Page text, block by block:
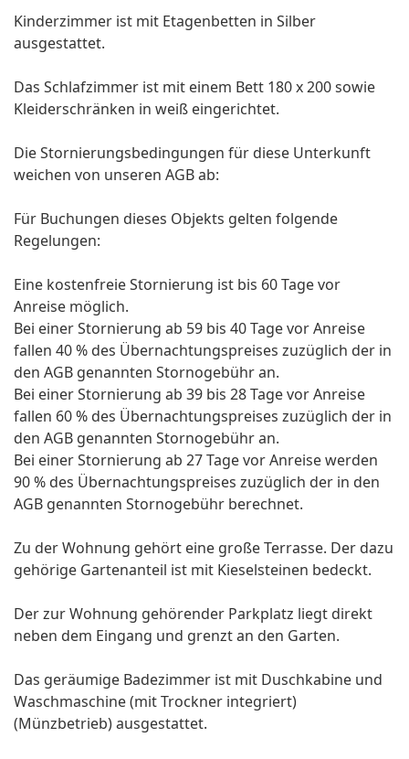
Kinderzimmer ist mit Etagenbetten in Silber
ausgestattet.
Das Schlafzimmer ist mit einem Bett 180 x 200 sowie
Kleiderschränken in weiß eingerichtet.
Die Stornierungsbedingungen für diese Unterkunft
weichen von unseren AGB ab:
Für Buchungen dieses Objekts gelten folgende
Regelungen:
Eine kostenfreie Stornierung ist bis 60 Tage vor
Anreise möglich.
Bei einer Stornierung ab 59 bis 40 Tage vor Anreise
fallen 40 % des Übernachtungspreises zuzüglich der in
den AGB genannten Stornogebühr an.
Bei einer Stornierung ab 39 bis 28 Tage vor Anreise
fallen 60 % des Übernachtungspreises zuzüglich der in
den AGB genannten Stornogebühr an.
Bei einer Stornierung ab 27 Tage vor Anreise werden
90 % des Übernachtungspreises zuzüglich der in den
AGB genannten Stornogebühr berechnet.
Zu der Wohnung gehört eine große Terrasse. Der dazu
gehörige Gartenanteil ist mit Kieselsteinen bedeckt.
Der zur Wohnung gehörender Parkplatz liegt direkt
neben dem Eingang und grenzt an den Garten.
Das geräumige Badezimmer ist mit Duschkabine und
Waschmaschine (mit Trockner integriert)
(Münzbetrieb) ausgestattet.